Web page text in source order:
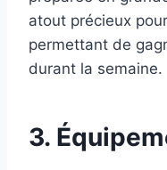
atout précieux
permettant de
durant la semaine.
3.